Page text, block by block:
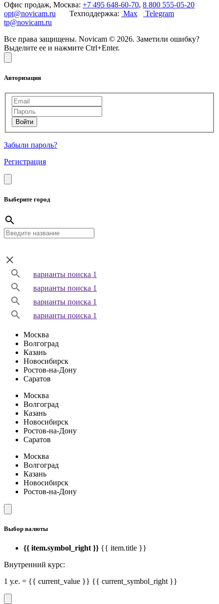
Офис продаж, Москва: +7 495 648-60-70, 8 800 555-05-20
opt@novicam.ru Техподдержка: Max
Telegram
tp@novicam.ru
Все права защищены. Novicam © 2026. Заметили ошибку?
Выделите ее и нажмите Ctrl+Enter.
Авторизация
Забыли пароль?
Регистрация
Выберите город
варианты поиска 1
варианты поиска 1
варианты поиска 1
варианты поиска 1
Москва
Волгоград
Казань
Новосибирск
Ростов-на-Дону
Саратов
Москва
Волгоград
Казань
Новосибирск
Ростов-на-Дону
Саратов
Москва
Волгоград
Казань
Новосибирск
Ростов-на-Дону
Выбор валюты
{{ item.symbol_right }} {{ item.title }}
Внутренний курс:
1 у.е. = {{ current_value }} {{ current_symbol_right }}